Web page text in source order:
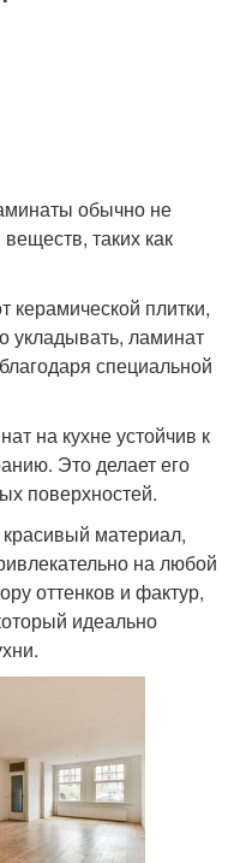
обычно не
таких как
керамической плитки,
укладывать, ламинат
специальной
на кухне устойчив к
Это делает его
поверхностей.
материал,
на любой
оттенков и фактур,
идеально